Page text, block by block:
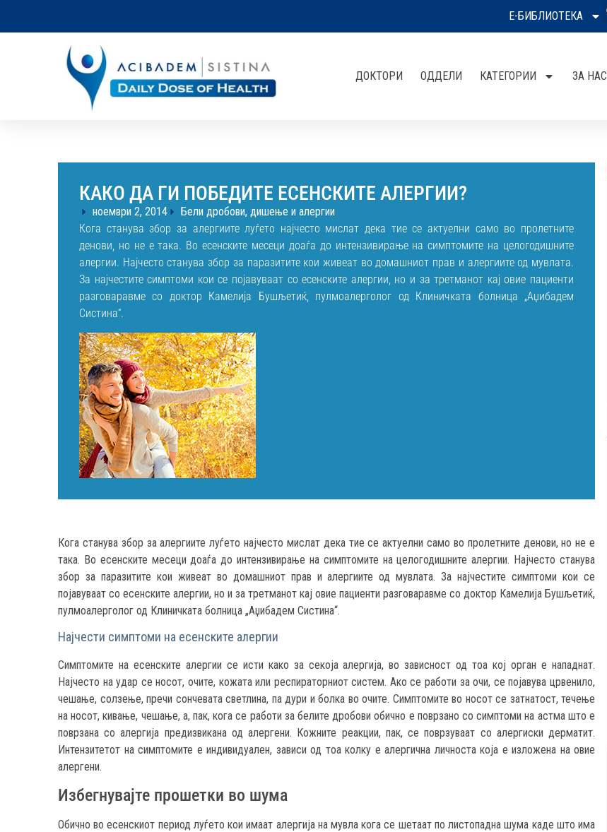
Е-БИБЛИОТЕКА
ДОКТОРИ ОДДЕЛИ КАТЕГОРИИ ЗА НАС
КАКО ДА ГИ ПОБЕДИТЕ ЕСЕНСКИТЕ АЛЕРГИИ?
ноември 2, 2014
Бели дробови, дишење и алергии
Кога станува збор за алергиите луѓето најчесто мислат дека тие се актуелни само во пролетните
денови, но не е така. Во есенските месеци доаѓа до интензивирање на симптомите на целогодишните
алергии. Најчесто станува збор за паразитите кои живеат во домашниот прав и алергиите од мувлата.
За најчестите симптоми кои се појавуваат со есенските алергии, но и за третманот кај овие пациенти
разговаравме со доктор Камелија Бушљетиќ, пулмоалерголог од Клиничката болница „Аџибадем
Систина“.
Кога станува збор за алергиите луѓето најчесто мислат дека тие се актуелни само во пролетните денови, но не е
така. Во есенските месеци доаѓа до интензивирање на симптомите на целогодишните алергии. Најчесто станува
збор за паразитите кои живеат во домашниот прав и алергиите од мувлата. За најчестите симптоми кои се
појавуваат со есенските алергии, но и за третманот кај овие пациенти разговаравме со доктор Камелија Бушљетиќ,
пулмоалерголог од Клиничката болница „Аџибадем Систина“.
Најчести симптоми на есенските алергии
Симптомите на есенските алергии се исти како за секоја алергија, во зависност од тоа кој орган е нападнат.
Најчесто на удар се носот, очите, кожата или респираторниот систем. Ако се работи за очи, се појавува црвенило,
чешање, солзење, пречи сончевата светлина, па дури и болка во очите. Симптомите во носот се затнатост, течење
на носот, кивање, чешање, а, пак, кога се работи за белите дробови обично е поврзано со симптоми на астма што е
поврзана со алергија предизвикана од алергени. Кожните реакции, пак, се поврзуваат со алергиски дерматит.
Интензитетот на симптомите е индивидуален, зависи од тоа колку е алергична личноста која е изложена на овие
алергени.
Избегнувајте прошетки во шума
Обично во есенскиот период луѓето кои имаат алергија на мувла кога се шетаат по листопадна шума каде што има